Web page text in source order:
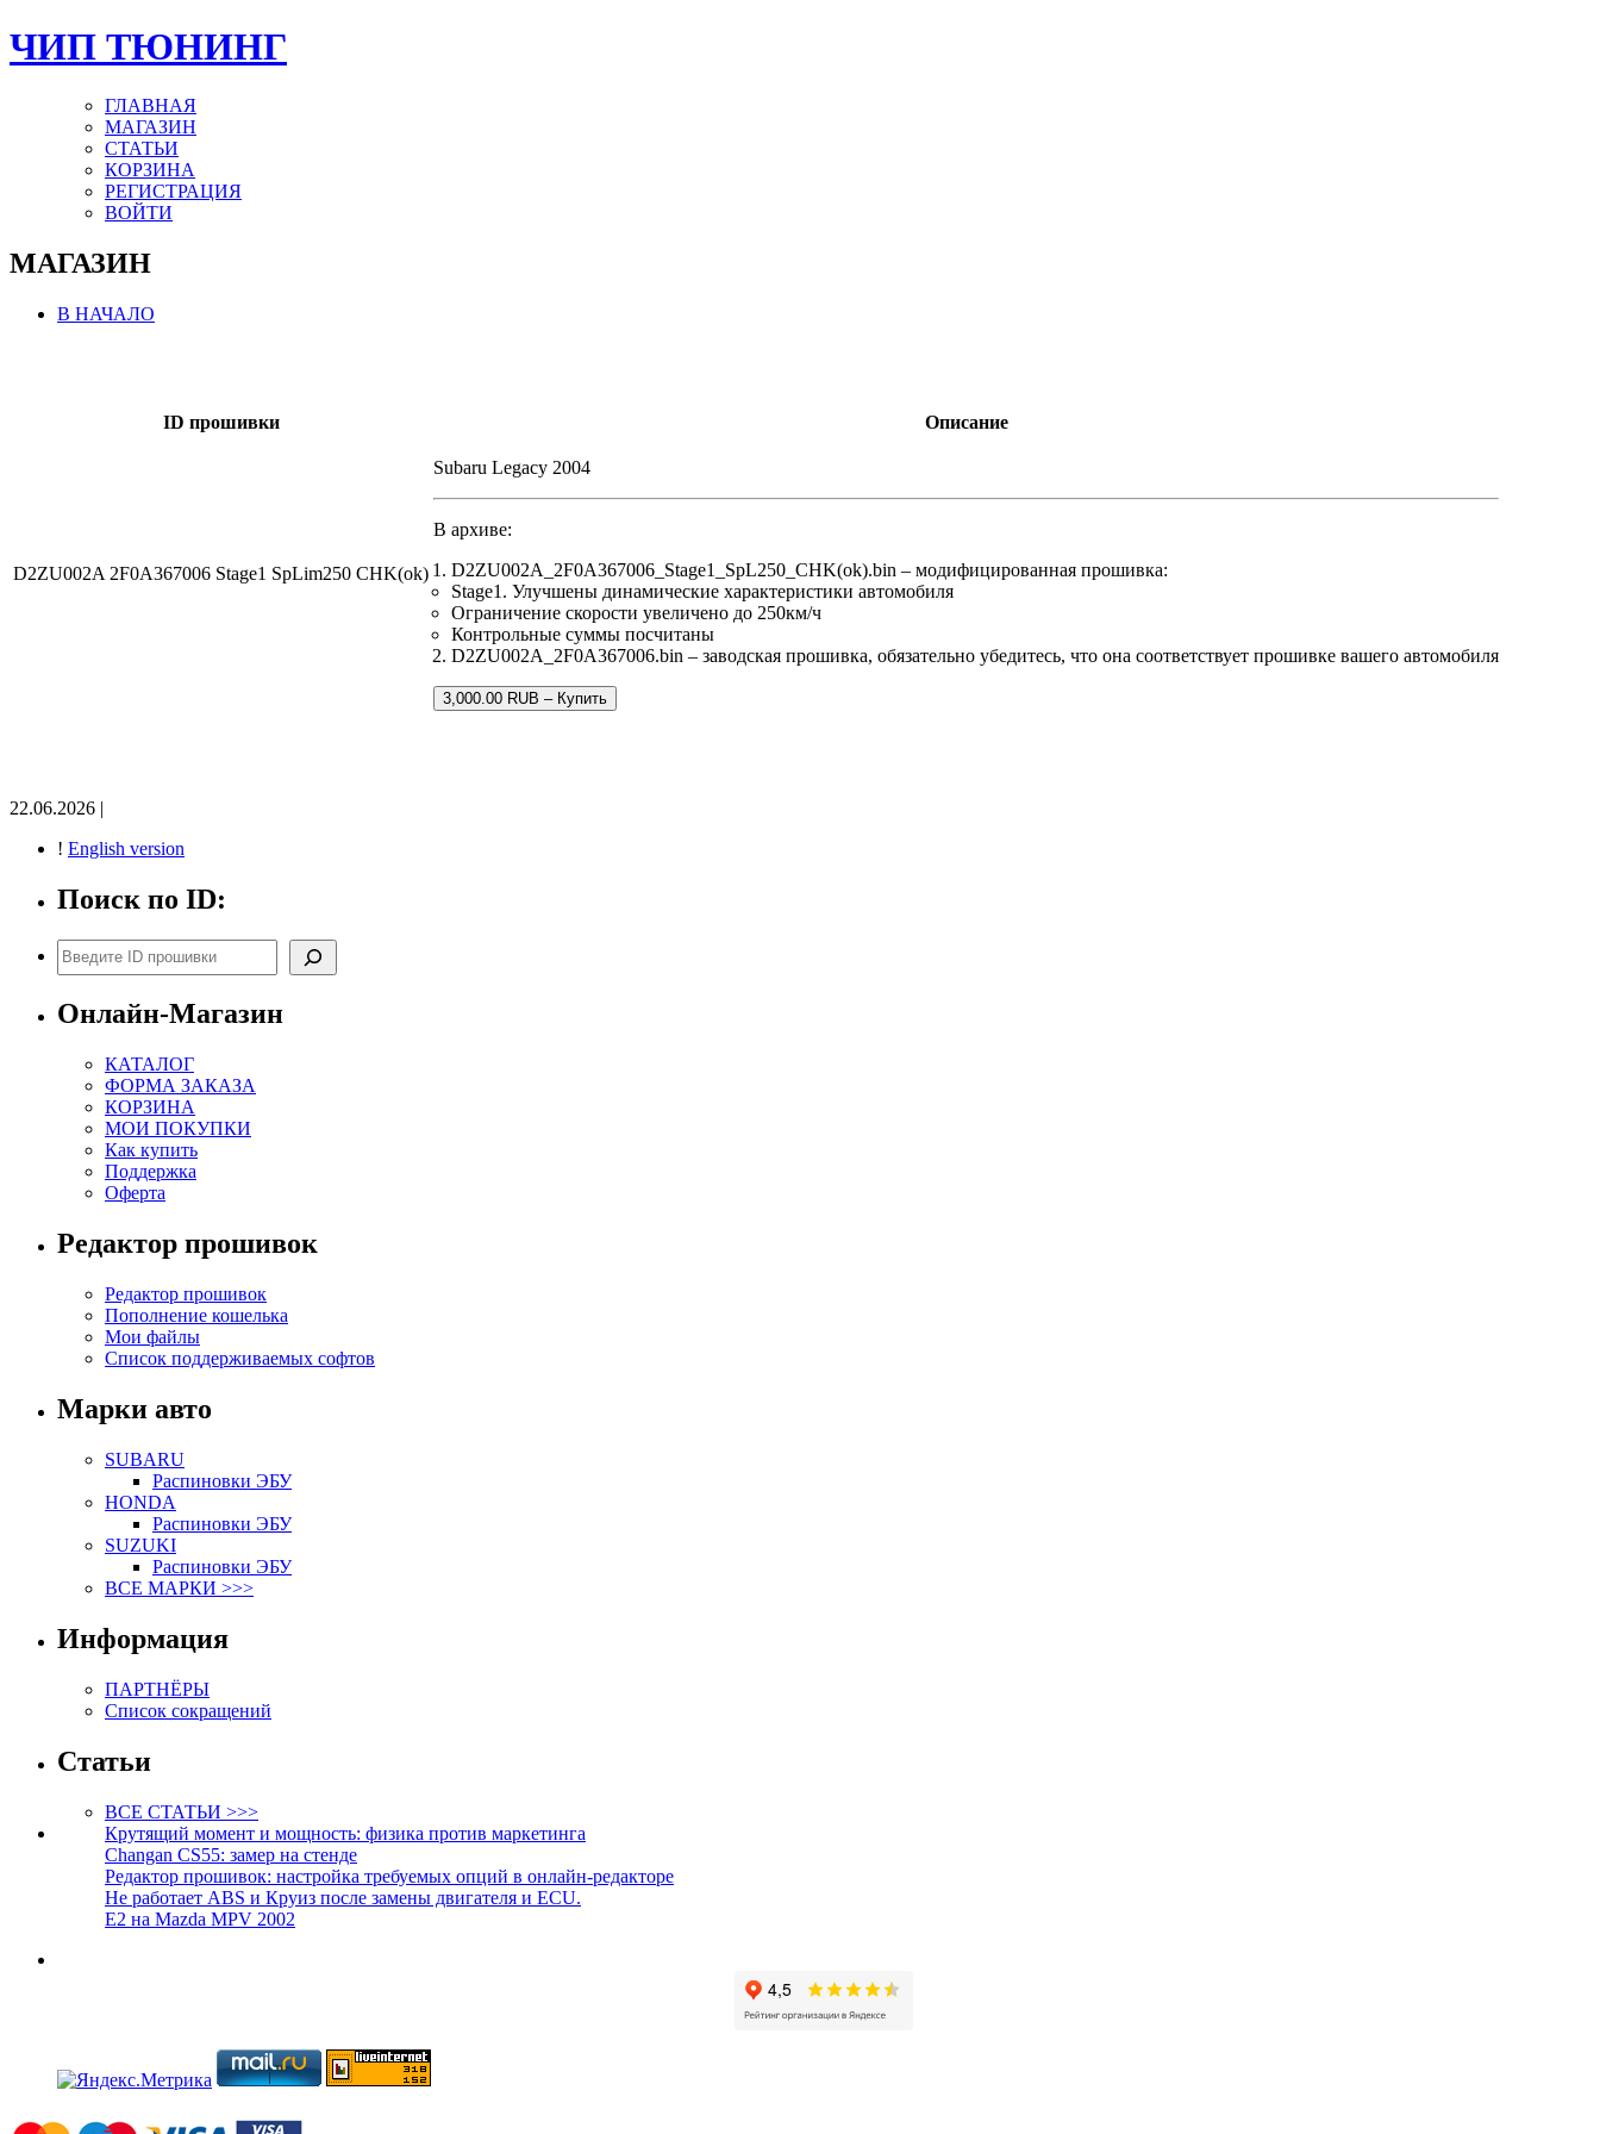
ЧИП ТЮНИНГ
ГЛАВНАЯ
МАГАЗИН
СТАТЬИ
КОРЗИНА
РЕГИСТРАЦИЯ
ВОЙТИ
МАГАЗИН
В НАЧАЛО
ID прошивки Описание
D2ZU002A 2F0A367006 Stage1 SpLim250 CHK(ok)
Subaru Legacy 2004
В архиве:
D2ZU002A_2F0A367006_Stage1_SpL250_CHK(ok).bin – модифицированная прошивка:
Stage1. Улучшены динамические характеристики автомобиля
Ограничение скорости увеличено до 250км/ч
Контрольные суммы посчитаны
D2ZU002A_2F0A367006.bin – заводская прошивка, обязательно убедитесь, что она соответствует прошивке вашего автомобиля
3,000.00 RUB – Купить
22.06.2026 |
! English version
Поиск по ID:
Поиск
Онлайн-Магазин
КАТАЛОГ
ФОРМА ЗАКАЗА
КОРЗИНА
МОИ ПОКУПКИ
Как купить
Поддержка
Оферта
Редактор прошивок
Редактор прошивок
Пополнение кошелька
Мои файлы
Список поддерживаемых софтов
Марки авто
SUBARU
Распиновки ЭБУ
HONDA
Распиновки ЭБУ
SUZUKI
Распиновки ЭБУ
ВСЕ МАРКИ >>>
Информация
ПАРТНЁРЫ
Список сокращений
Статьи
ВСЕ СТАТЬИ >>>
Крутящий момент и мощность: физика против маркетинга
Changan CS55: замер на стенде
Редактор прошивок: настройка требуемых опций в онлайн-редакторе
Не работает ABS и Круиз после замены двигателя и ECU.
E2 на Mazda MPV 2002